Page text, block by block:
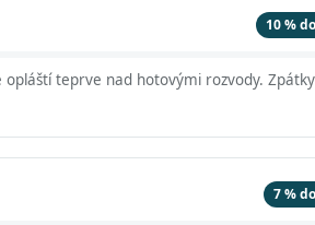
10 %
opláští teprve nad hotovými rozvody.
7 %